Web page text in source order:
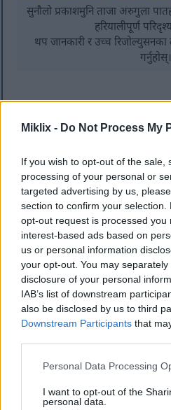
Miklix - Do Not Process My
If you wish to opt-out of the sale,
processing of your personal or
targeted advertising by us,
section to confirm your
opt-out request is processed you
interest-based ads based on
us or personal information
your opt-out. You may
disclosure of your personal
IAB’s list of downstream
also be disclosed by us to third
Downstream Participants that
Please note that this website/
not limited to your visit or usage
grant or deny consent to Google
Personal Data Processing
I want to opt-out of the
personal data.
सुनौलो प्रकाशमुनि ताजा अरुगुला
हरियालीपूर्ण
थप जानकारी र उच्च रिजोल्युसनका
गर्नुहोस्।
अरुगुलाको पाककला
अरुगुलाको खुर्सानीको स्वादले यसलाई
बनाउँछ। यो तपाईंको खानामा एक
छ। कुरकुरा बनावट र उज्यालो रंगको
प्रयोग गर्नुहोस्।
जब तपाईं अरुगुलासँग खाना
हुन्छ। यसलाई पिज्जा टपिङको रूपमा
मिसाउनुहोस्। यो सिट्रस, बदाम र
यसलाई सलाद र पास्ताको लागि
अरुगुलाको मसालेदार स्वादले कुनै
बनाउँछ। यो चिसो र तातो दुवै
आफ्नो आहारमा